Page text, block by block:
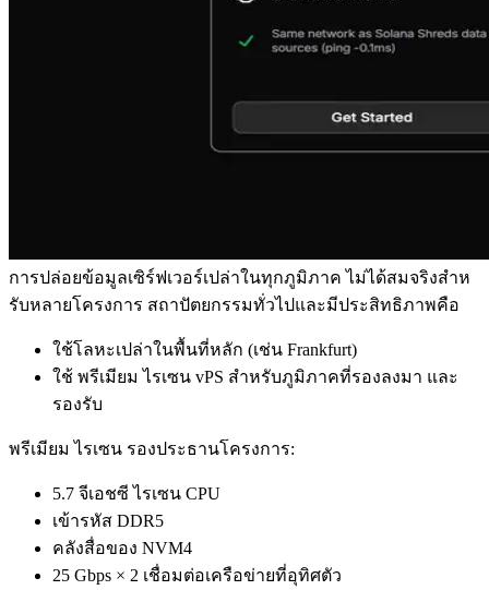
การปล่อยข้อมูลเซิร์ฟเวอร์เปล่าในทุกภูมิภาค ไม่ได้สมจริงสําห
รับหลายโครงการ สถาปัตยกรรมทั่วไปและมีประสิทธิภาพคือ
ใช้โลหะเปล่าในพื้นที่หลัก (เช่น Frankfurt)
ใช้ พรีเมียม ไรเซน vPS สําหรับภูมิภาคที่รองลงมา และ
รองรับ
พรีเมียม ไรเซน รองประธานโครงการ:
5.7 จีเอชซี ไรเซน CPU
เข้ารหัส DDR5
คลังสื่อของ NVM4
25 Gbps × 2 เชื่อมต่อเครือข่ายที่อุทิศตัว